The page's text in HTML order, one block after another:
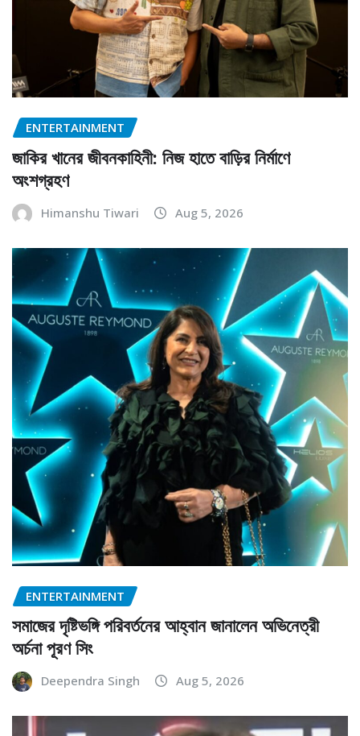
ENTERTAINMENT
জাকির খানের জীবনকাহিনী: নিজ হাতে বাড়ির নির্মাণে
অংশগ্রহণ
Himanshu Tiwari Aug 5, 2026
ENTERTAINMENT
সমাজের দৃষ্টিভঙ্গি পরিবর্তনের আহ্বান জানালেন অভিনেত্রী
অর্চনা পূরণ সিং
Deependra Singh Aug 5, 2026